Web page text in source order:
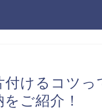
付けるコツっ
ご紹介！